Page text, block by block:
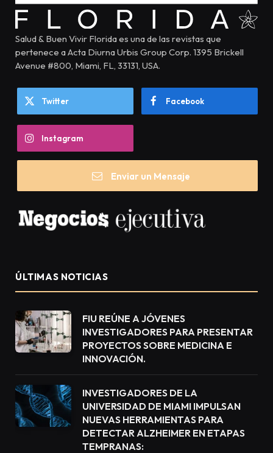
Salud & Buen Vivir Florida es una de las revistas que
pertenece a Acta Diurna Urbis Group Corp. 1395 Brickell
Avenue #800, Miami, FL, 33131, USA.
Twitter Facebook
Instagram
Enviar un Mensaje
ÚLTIMAS NOTICIAS
FIU REÚNE A JÓVENES
INVESTIGADORES PARA PRESENTAR
PROYECTOS SOBRE MEDICINA E
INNOVACIÓN.
INVESTIGADORES DE LA
UNIVERSIDAD DE MIAMI IMPULSAN
NUEVAS HERRAMIENTAS PARA
DETECTAR ALZHEIMER EN ETAPAS
TEMPRANAS: